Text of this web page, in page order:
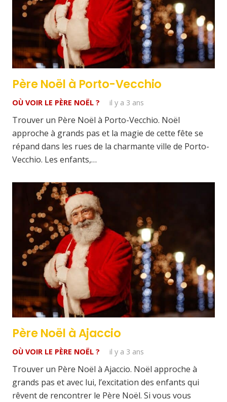
Père Noël à Porto-Vecchio
OÙ VOIR LE PÈRE NOËL ? il y a 3 ans
Trouver un Père Noël à Porto-Vecchio. Noël
approche à grands pas et la magie de cette fête se
répand dans les rues de la charmante ville de Porto-
Vecchio. Les enfants,…
Père Noël à Ajaccio
OÙ VOIR LE PÈRE NOËL ? il y a 3 ans
Trouver un Père Noël à Ajaccio. Noël approche à
grands pas et avec lui, l’excitation des enfants qui
rêvent de rencontrer le Père Noël. Si vous vous